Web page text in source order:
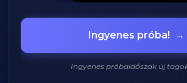
Grillezett csirke
420 kcal
Ingyenes próba! →
Ingyenes próbaidőszak új